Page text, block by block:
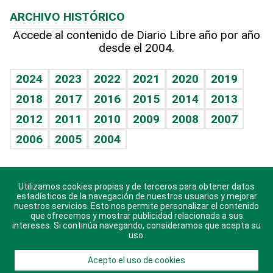
Hablando con el pediatra
Vida y familia
Eñe
Celebrando la vida
Sin complejos
En pocas palabras
Escuchando al corazón
Economía Personal
Línea de hit
TBT Deportivo
Hecho en casa
Guía del dinero
Cumpleaños
Horóscopos
Crucigramas
ARCHIVO HISTÓRICO
Accede al contenido de Diario Libre año por año
desde el 2004.
2024 2023 2022 2021 2020
2019
2018
2017 2016 2015 2014
2013
2012
2011 2010 2009 2008
2007
2006
2005 2004
Descarga nuestras aplicaciones para Android, iOS y
sistema Huawei.
Utilizamos cookies propias y de terceros para obtener datos
estadísticos de la navegación de nuestros usuarios y mejorar
nuestros servicios. Esto nos permite personalizar el contenido
que ofrecemos y mostrar publicidad relacionada a sus
intereses. Si continúa navegando, consideramos que acepta su
uso.
Acepto el uso de cookies